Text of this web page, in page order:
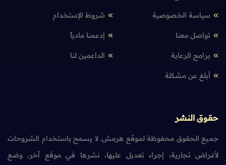
سياسة الخصوصية شروط الإستخدام
تواصل معنا إدعمنا مادياً
برامج الرعاية الداعمين لنا
أبلغ عن مشكلة
حقوق النشر
جميع الحقوق محفوظة لموقع هرمش. لا يسمح باستخدام الشروحات
لأغراض تجارية، إجراء تعديل عليها، نشرها في موقع آخر، وضع